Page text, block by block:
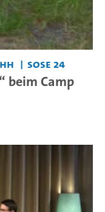
SoSe 24
beim Camp